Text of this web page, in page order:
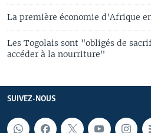
La première économie d'Afrique
Les Togolais sont "obligés de
accéder à la nourriture"
SUIVEZ-NOUS